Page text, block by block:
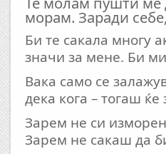
морам. Заради
Би те сакала многу
значи за мене. Би
Вака само се
дека кога – тогаш
Зарем не си
Зарем не сакаш да